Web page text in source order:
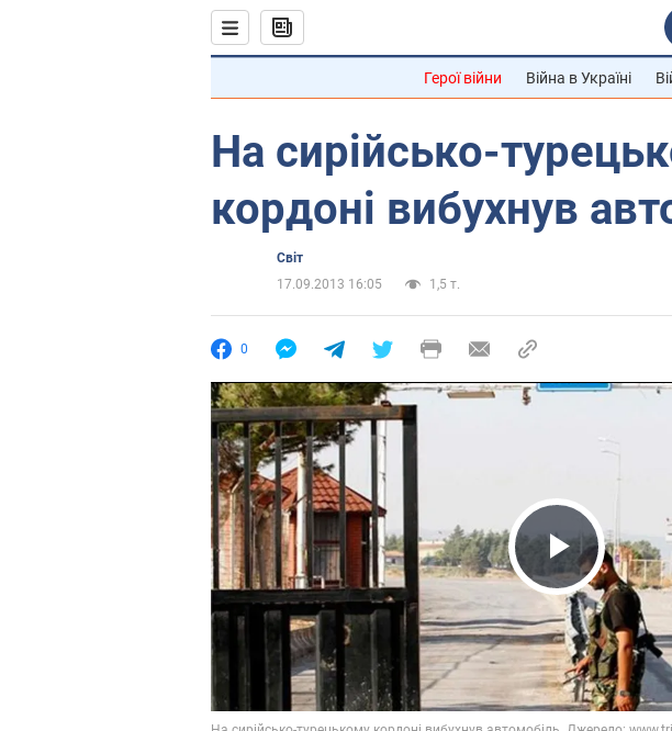
Герої війни Війна в Україні
На сирійсько-
кордоні вибухнув
Світ
17.09.2013 16:05
1,5 т.
0
Play